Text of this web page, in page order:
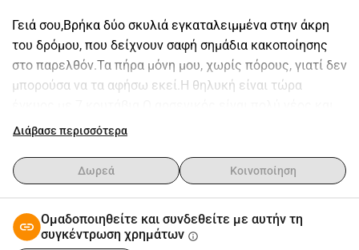
Γειά σου,Βρήκα δύο σκυλιά εγκαταλειμμένα στην άκρη
του δρόμου, που δείχνουν σαφή σημάδια κακοποίησης
στο παρελθόν.Τα πήρα μόνη μου, χωρίς πόρους, γιατί δεν
μπορούσα να τα αφήσω εκεί.Η θηλυκή είναι τώρα
πάσχει από σοβαρό άγχος.Θέλω να τους δώσω ασφάλεια
εισόδημα, και δεν μπορώ να αντέξω την κτηνιατρική
φροντίδα μόνη μου (στειρώσεις, εμβόλια, ιατρική
πραγματική ευκαιρία στη ζωή.Κάθε συνεισφορά, ακόμα
και μικρή, έχει πραγματικά σημασία.Σας ευχαριστώ από
Διάβασε περισσότερα
Δωρεά Κοινοποίηση
Ομαδοποιηθείτε και συνδεθείτε με αυτήν τη
συγκέντρωση χρημάτων info